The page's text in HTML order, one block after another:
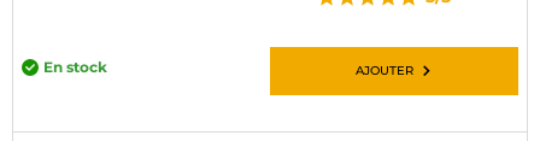
En stock AJOUTER